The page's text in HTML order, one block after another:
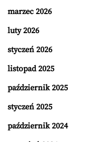
marzec 2026
luty 2026
styczeń 2026
listopad 2025
październik 2025
styczeń 2025
październik 2024